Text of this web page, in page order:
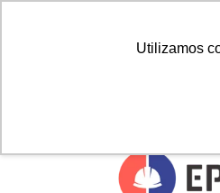
Utilizamos